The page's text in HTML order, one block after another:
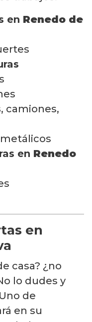
en Renedo de
, camiones,
en Renedo
en
casa? ¿no
lo dudes y
de
en su